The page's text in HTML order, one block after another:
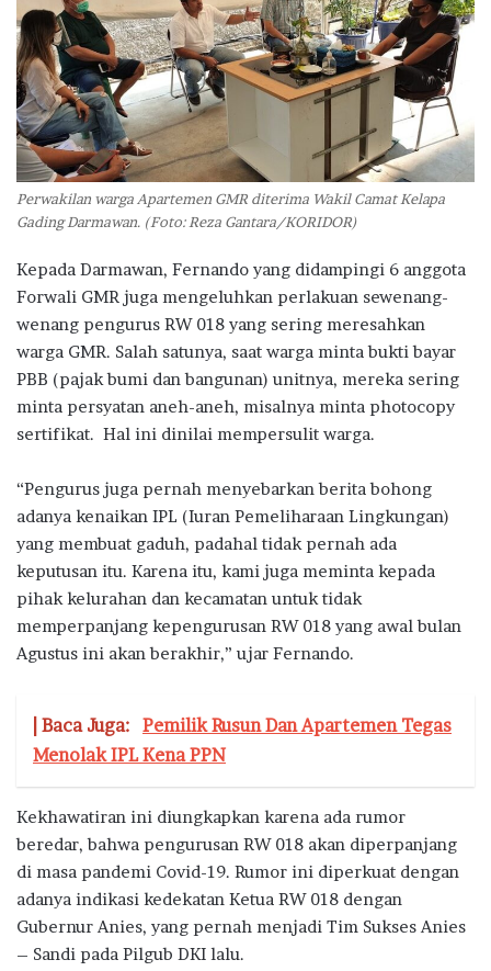
Perwakilan warga Apartemen GMR diterima Wakil Camat Kelapa
Gading Darmawan. (Foto: Reza Gantara/KORIDOR)
Kepada Darmawan, Fernando yang didampingi 6 anggota
Forwali GMR juga mengeluhkan perlakuan sewenang-
wenang pengurus RW 018 yang sering meresahkan
warga GMR. Salah satunya, saat warga minta bukti bayar
PBB (pajak bumi dan bangunan) unitnya, mereka sering
minta persyatan aneh-aneh, misalnya minta photocopy
sertifikat. Hal ini dinilai mempersulit warga.
“Pengurus juga pernah menyebarkan berita bohong
adanya kenaikan IPL (Iuran Pemeliharaan Lingkungan)
yang membuat gaduh, padahal tidak pernah ada
keputusan itu. Karena itu, kami juga meminta kepada
pihak kelurahan dan kecamatan untuk tidak
memperpanjang kepengurusan RW 018 yang awal bulan
Agustus ini akan berakhir,” ujar Fernando.
| Baca Juga: Pemilik Rusun Dan Apartemen Tegas
Menolak IPL Kena PPN
Kekhawatiran ini diungkapkan karena ada rumor
beredar, bahwa pengurusan RW 018 akan diperpanjang
di masa pandemi Covid-19. Rumor ini diperkuat dengan
adanya indikasi kedekatan Ketua RW 018 dengan
Gubernur Anies, yang pernah menjadi Tim Sukses Anies
– Sandi pada Pilgub DKI lalu.